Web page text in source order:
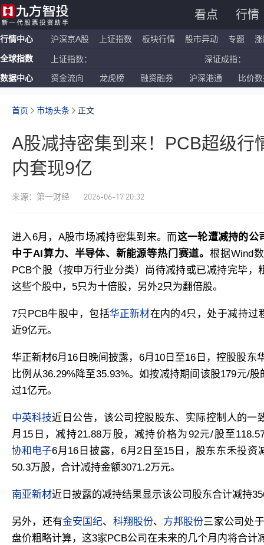
看点 行情
行情中心 沪深京A股 上证指数 板块行情 股市异动 专题
全球指数 上证指数： 深证成指：
恒生指数： 国企指数：
数据中心 资金流向 龙虎榜 融资融券 沪深港通 比价
首页 市场头条 正文
A股减持密集到来！PCB超级行
内套现9亿
来源：第一财经 2026-06-17 20:32
进入6月，A股市场减持密集到来。而这一轮遭减持的公
中于AI算力、半导体、新能源等热门赛道。根据Wind
PCB个股（按申万行业分类）尚待减持或已减持完毕
这些个股中，5只为十倍股，另外2只为翻倍股。
7只PCB牛股中，包括华正新材在内的4只，处于减持过
近9亿元。
华正新材6月16日晚间披露，6月10日至16日，控股股东
比例从36.29%降至35.93%。如按减持期间该股179元/
过1亿元。
中英科技近日公告，该公司控股股东、实际控制人的一
月15日，减持21.88万股，减持价格为92元/股至
协和电子6月16日披露，6月2日至15日，股东东禾投资
50.3万股，合计减持金额3071.2万元。
南亚新材近日披露的减持结果显示该公司股东合计减持
另外，还有金安国纪、 科翔股份、 方邦股份三家公司处
盘价粗略计算，这3家PCB公司在未来的几个月内将合计